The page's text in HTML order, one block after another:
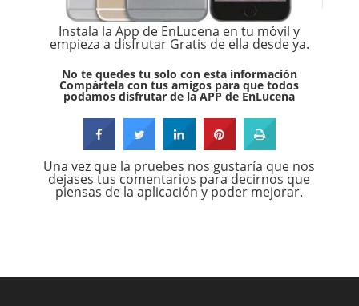
Instala la App de EnLucena en tu móvil y
empieza a disfrutar Gratis de ella desde ya.
No te quedes tu solo con esta información
Compártela con tus amigos para que todos
podamos disfrutar de la APP de EnLucena
Una vez que la pruebes nos gustaría que nos
dejases tus comentarios para decirnos que
piensas de la aplicación y poder mejorar.